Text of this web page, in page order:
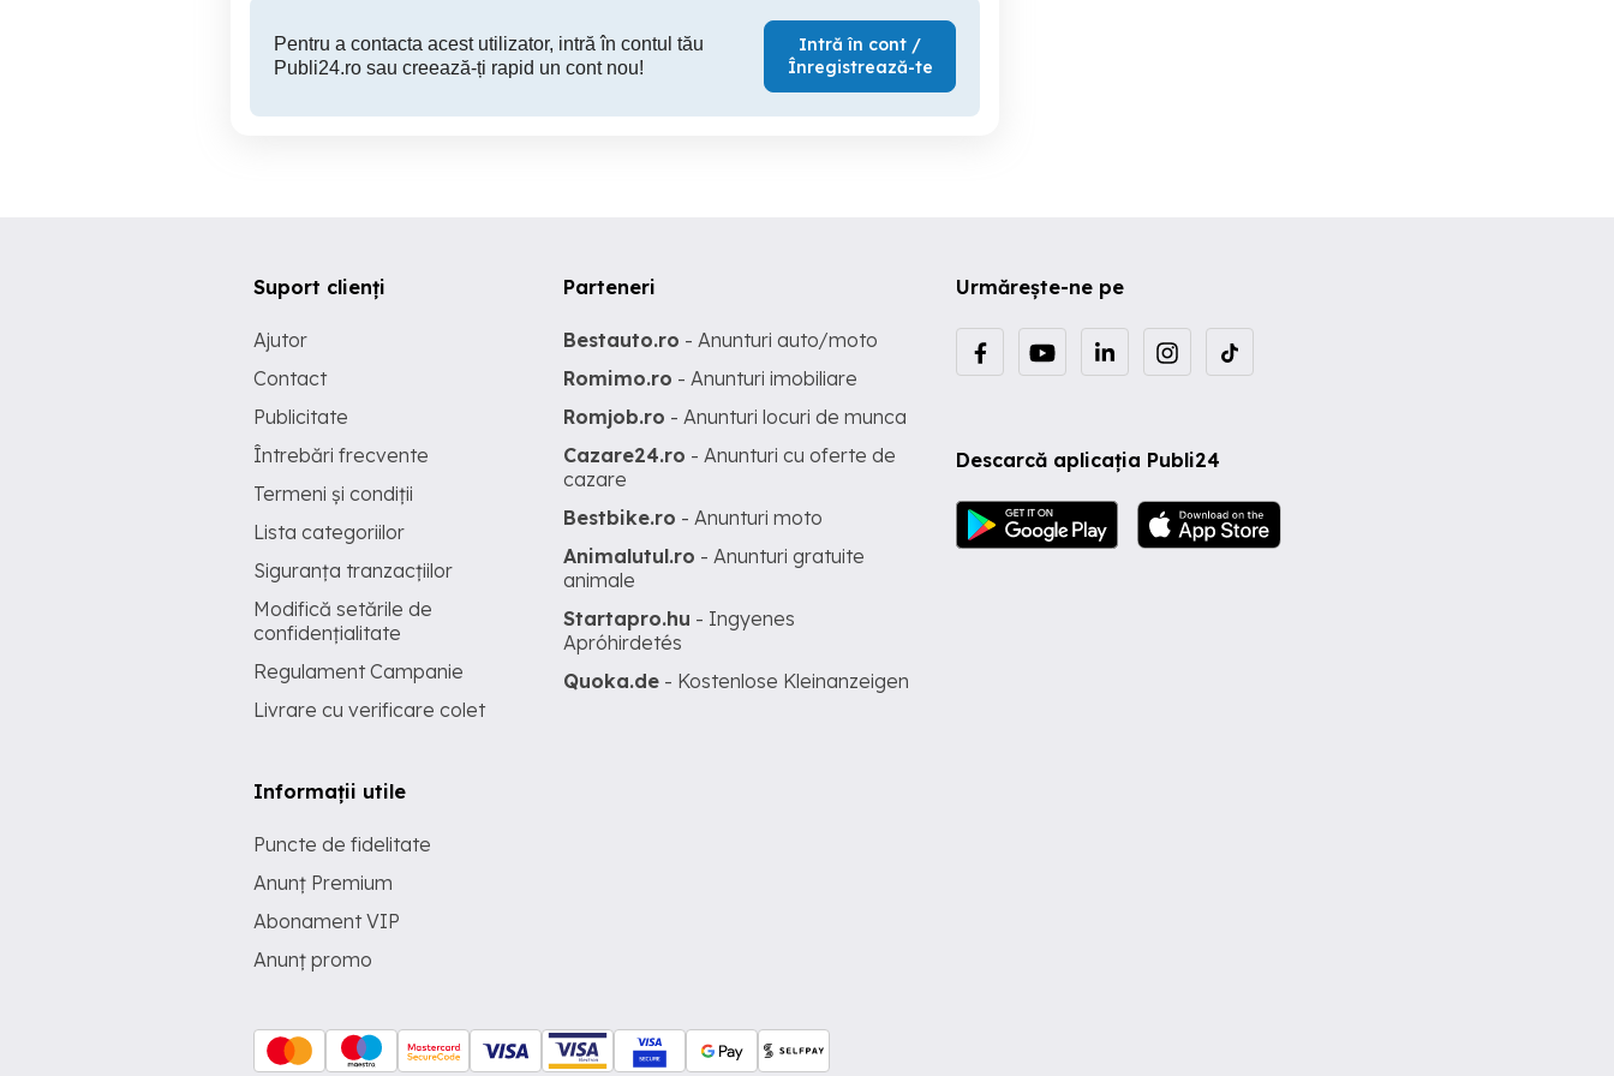
Pentru a contacta acest utilizator, intră în contul tău
Publi24.ro sau creează-ți rapid un cont nou!
Intră în cont /
Înregistrează-te
Urmărește-ne pe
Descarcă aplicația Publi24
Suport clienți
Ajutor
Contact
Publicitate
Întrebări frecvente
Termeni și condiții
Lista categoriilor
Siguranța tranzacțiilor
Modifică setările de
confidențialitate
Regulament Campanie
Livrare cu verificare colet
Informații utile
Puncte de fidelitate
Anunț Premium
Abonament VIP
Anunț promo
Parteneri
Bestauto.ro - Anunturi auto/moto
Romimo.ro - Anunturi imobiliare
Romjob.ro - Anunturi locuri de munca
Cazare24.ro - Anunturi cu oferte de
cazare
Bestbike.ro - Anunturi moto
Animalutul.ro - Anunturi gratuite
animale
Startapro.hu - Ingyenes
Apróhirdetés
Quoka.de - Kostenlose Kleinanzeigen